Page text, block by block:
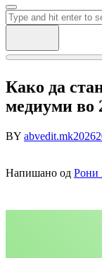
Search
for:
Како да
медиуми во
BY abvedit.mk2026
Напишано од Рони